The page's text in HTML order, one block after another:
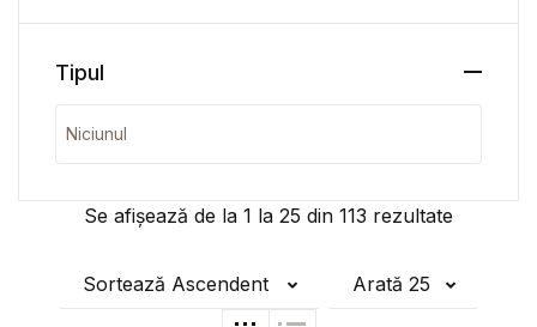
Se afișează de la 1 la 25 din 113 rezultate
Sortează Ascendent Arată 25
Tipul